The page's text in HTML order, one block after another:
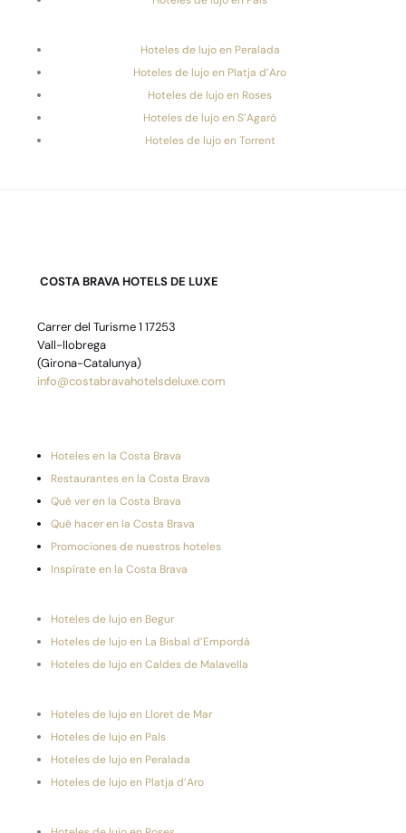
Hoteles de lujo en Peralada
Hoteles de lujo en Platja d’Aro
Hoteles de lujo en Roses
Hoteles de lujo en S’Agaró
Hoteles de lujo en Torrent
COSTA BRAVA HOTELS DE LUXE
Carrer del Turisme 1 17253
Vall-llobrega
(Girona-Catalunya)
info@costabravahotelsdeluxe.com
Hoteles en la Costa Brava
Restaurantes en la Costa Brava
Qué ver en la Costa Brava
Qué hacer en la Costa Brava
Promociones de nuestros hoteles
Inspírate en la Costa Brava
Hoteles de lujo en Begur
Hoteles de lujo en La Bisbal d’Empordà
Hoteles de lujo en Caldes de Malavella
Hoteles de lujo en Lloret de Mar
Hoteles de lujo en Pals
Hoteles de lujo en Peralada
Hoteles de lujo en Platja d’Aro